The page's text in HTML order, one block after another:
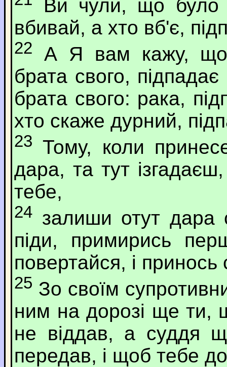
Ви чули, що було
вбивай, а хто вб'є,
22
А Я вам кажу, що
брата свого,
брата свого: рака,
хто скаже дурний,
23 Тому, коли
дара, та тут
тебе,
24 залиши отут дара
піди, примирись
повертайся, і принось
25 Зо своїм
ним на дорозі ще ти,
не віддав, а суддя
передав, і щоб тебе